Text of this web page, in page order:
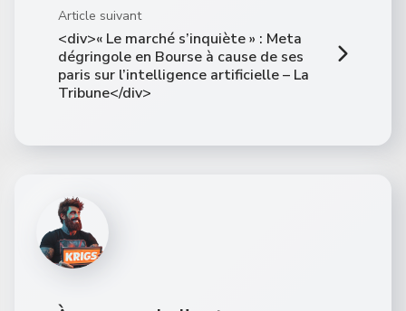
Article suivant
<div>« Le marché s’inquiète » : Meta
dégringole en Bourse à cause de ses
paris sur l’intelligence artificielle – La
Tribune</div>